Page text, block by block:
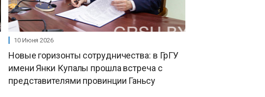
10 Июня 2026
Новые горизонты сотрудничества: в ГрГУ
имени Янки Купалы прошла встреча с
представителями провинции Ганьсу